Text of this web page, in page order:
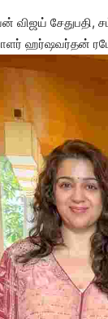
சேதுபதி,
ஹர்ஷவர்தன்